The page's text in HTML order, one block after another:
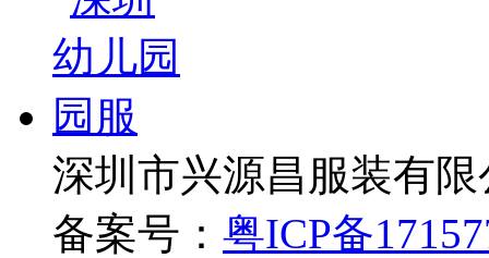
深圳市兴源昌服装有
备案号： 粤ICP备